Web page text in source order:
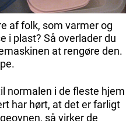
af folk, som varmer og
i plast? Så overlader du
at rengøre den.
normalen i de fleste hjem
har hørt, at det er farligt
så virker de